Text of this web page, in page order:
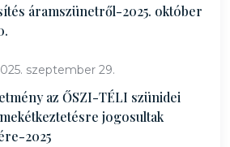
áramszünetről-2025. október
szeptember 29.
az ŐSZI-TÉLI szünidei
jogosultak
2025